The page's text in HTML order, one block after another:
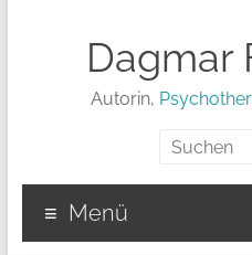
Dagmar
Autorin,
Menü